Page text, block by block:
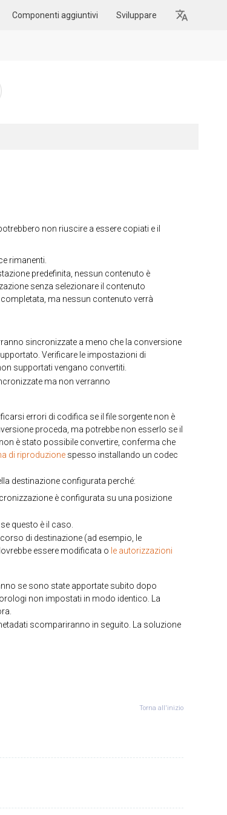
Componenti aggiuntivi Sviluppare
non riuscire a essere copiati e il
rimanenti.
predefinita, nessun contenuto è
senza selezionare il contenuto
ma nessun contenuto verrà
sincronizzate a meno che la conversione
Verificare le impostazioni di
supportati vengano convertiti.
ma non verranno
errori di codifica se il file sorgente non è
proceda, ma potrebbe non esserlo se il
è stato possibile convertire, conferma che
di riproduzione spesso installando un codec
destinazione configurata perché:
è configurata su una posizione
questo è il caso.
di destinazione (ad esempio, le
essere modificata o le autorizzazioni
se sono state apportate subito dopo
non impostati in modo identico. La
scompariranno in seguito. La soluzione
Torna all'inizio